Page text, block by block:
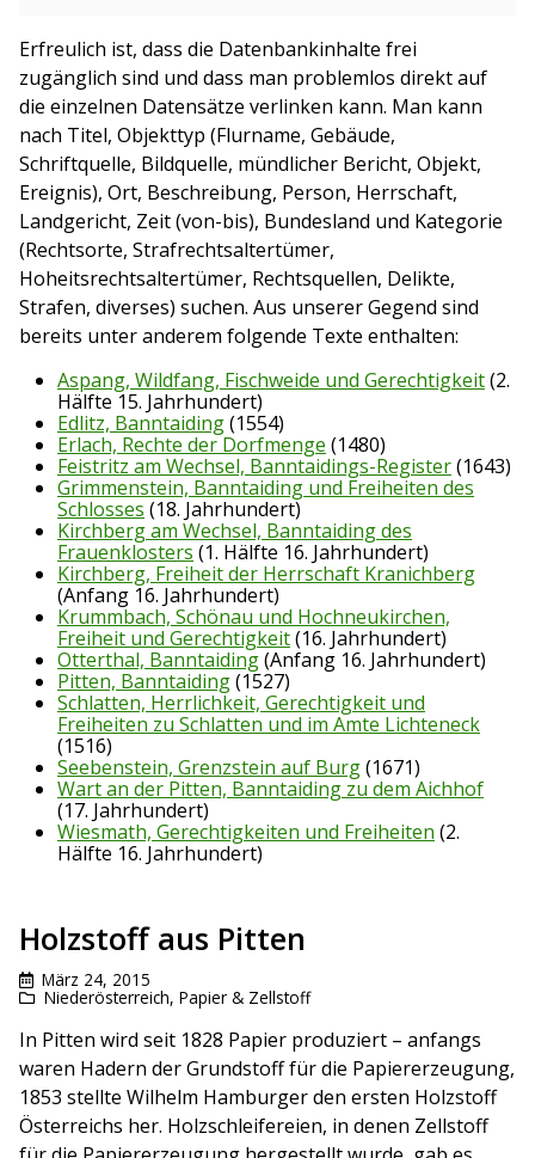
Erfreulich ist, dass die Datenbankinhalte frei
zugänglich sind und dass man problemlos direkt auf
die einzelnen Datensätze verlinken kann. Man kann
nach Titel, Objekttyp (Flurname, Gebäude,
Schriftquelle, Bildquelle, mündlicher Bericht, Objekt,
Ereignis), Ort, Beschreibung, Person, Herrschaft,
Landgericht, Zeit (von-bis), Bundesland und Kategorie
(Rechtsorte, Strafrechtsaltertümer,
Hoheitsrechtsaltertümer, Rechtsquellen, Delikte,
Strafen, diverses) suchen. Aus unserer Gegend sind
bereits unter anderem folgende Texte enthalten:
Aspang, Wildfang, Fischweide und Gerechtigkeit(2.
Hälfte 15. Jahrhundert)
Edlitz, Banntaiding(1554)
Erlach, Rechte der Dorfmenge (1480)
Feistritz am Wechsel, Banntaidings-Register(1643)
Grimmenstein, Banntaiding und Freiheiten des
Schlosses (18. Jahrhundert)
Kirchberg am Wechsel, Banntaiding des
Frauenklosters (1. Hälfte 16. Jahrhundert)
Kirchberg, Freiheit der Herrschaft Kranichberg
(Anfang 16. Jahrhundert)
Krummbach, Schönau und Hochneukirchen,
Freiheit und Gerechtigkeit(16. Jahrhundert)
Otterthal, Banntaiding(Anfang 16. Jahrhundert)
Pitten, Banntaiding(1527)
Schlatten, Herrlichkeit, Gerechtigkeit und
Freiheiten zu Schlatten und im Amte Lichteneck
(1516)
Seebenstein, Grenzstein auf Burg(1671)
Wart an der Pitten, Banntaiding zu dem Aichhof
(17. Jahrhundert)
Wiesmath, Gerechtigkeiten und Freiheiten (2.
Hälfte 16. Jahrhundert)
Holzstoff aus Pitten
März 24, 2015
Niederösterreich, Papier & Zellstoff
In Pitten wird seit 1828 Papier produziert – anfangs
waren Hadern der Grundstoff für die Papiererzeugung,
1853 stellte Wilhelm Hamburger den ersten Holzstoff
Österreichs her. Holzschleifereien, in denen Zellstoff